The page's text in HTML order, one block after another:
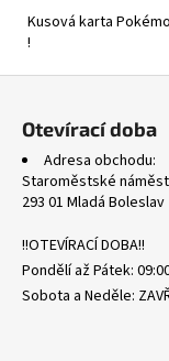
Kusová karta
!
m
e
075
MIMIKYU
-
BLACK
STAR
175
Kč
Otevírací doba
Adresa obchodu:
Staroměstské
293 01 Mladá Boleslav
!!OTEVÍRACÍ DOBA!!
Pondělí až Pátek:
Sobota a Neděle: